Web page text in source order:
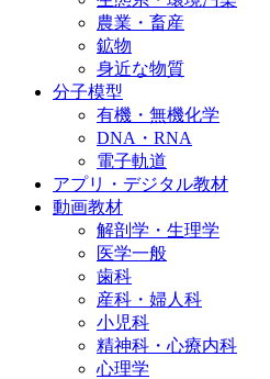
農業・畜産
鉱物
身近な物質
分子模型
有機・無機化学
DNA・RNA
電子軌道
アプリ・デジタル教材
動画教材
解剖学・生理学
医学一般
歯科
産科・婦人科
小児科
精神科・心療内科
心理学